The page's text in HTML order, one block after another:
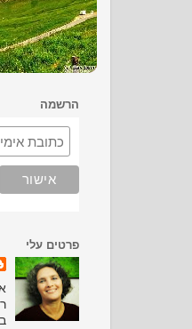
הרשמה
פרטים עלי